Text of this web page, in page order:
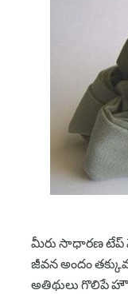
మీరు సాధారణ టేప్
జీవన అందం
అతిథులు గొలిపే